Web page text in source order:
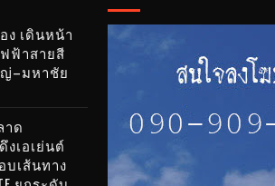
เดินหน้า
ฟ้าสายสี
ญ่–มหาชัย
าด
ดึงเอเย่นต์
บเส้นทาง